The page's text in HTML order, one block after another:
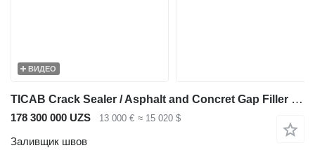
ВИДЕО
TICAB Crack Sealer / Asphalt and Concret Gap Filler from Manufacturer
178 300 000 UZS 13 000 € ≈ 15 020 $
Заливщик швов